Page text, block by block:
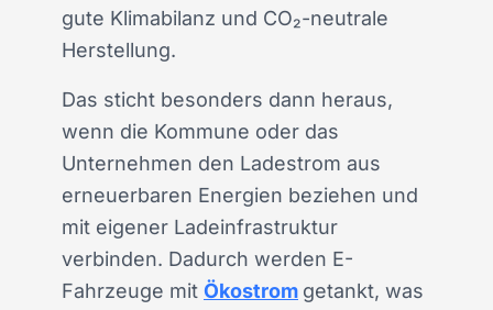
gute Klimabilanz und CO₂-neutrale
Herstellung.
Das sticht besonders dann heraus,
wenn die Kommune oder das
Unternehmen den Ladestrom aus
erneuerbaren Energien beziehen und
mit eigener Ladeinfrastruktur
verbinden. Dadurch werden E-
Fahrzeuge mit Ökostrom getankt, was